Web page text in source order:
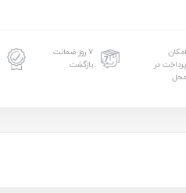
امکان
پرداخت در
محل
۷ روز ضمانت
بازگشت